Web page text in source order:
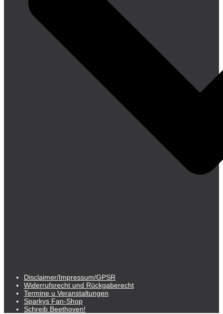
Disclaimer/Impressum/GPSR
Widerrufsrecht und Rückgaberecht
Termine u Veranstaltungen
Sparkys Fan-Shop
Schreib Beethoven!